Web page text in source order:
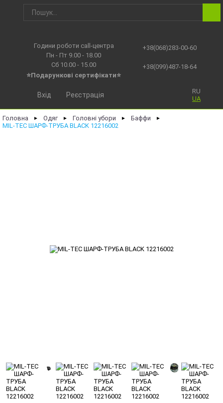
Години роботи call-центра
Пн - Пт 9.00 - 18.00
Сб 10.00 - 15.00
⭐Подарункові сертифікати⭐
+38(068)283-00-60
+38(099)487-18-64
RU
UA
Вхід Реєстрація
Головна ► Одяг ► Головні убори ► Баффи ►
MIL-TEC ШАРФ-ТРУБА BLACK 12216002